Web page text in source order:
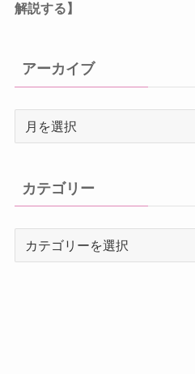
解説する】
アーカイブ
ブ
カテゴリー